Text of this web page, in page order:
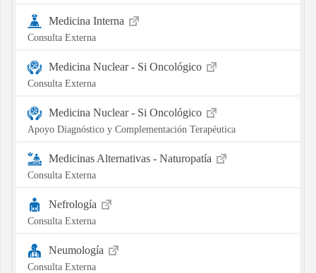
Medicina Interna
Consulta Externa
Medicina Nuclear - Si Oncológico
Consulta Externa
Medicina Nuclear - Si Oncológico
Apoyo Diagnóstico y Complementación Terapéutica
Medicinas Alternativas - Naturopatía
Consulta Externa
Nefrología
Consulta Externa
Neumología
Consulta Externa